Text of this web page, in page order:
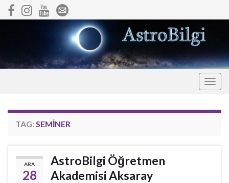
TAG: SEMINER
ARA
28
AstroBilgi Öğretmen
Akademisi Aksaray